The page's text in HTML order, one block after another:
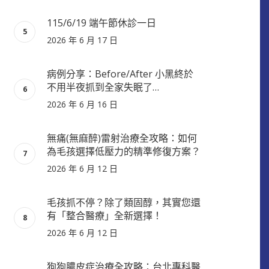
115/6/19 端午節休診一日
2026 年 6 月 17 日
病例分享：Before/After 小黑終於
不用半夜抓到全家失眠了…
2026 年 6 月 16 日
無痛(無麻醉)雷射治療全攻略：如何
為毛孩選擇低壓力的精準修復方案？
2026 年 6 月 12 日
毛孩抓不停？除了類固醇，其實您還
有「整合醫療」全新選擇！
2026 年 6 月 12 日